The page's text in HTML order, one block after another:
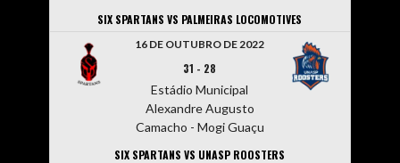
SIX SPARTANS VS PALMEIRAS LOCOMOTIVES
16 DE OUTUBRO DE 2022
31 - 28
Estádio Municipal
Alexandre Augusto
Camacho - Mogi Guaçu
SIX SPARTANS VS UNASP ROOSTERS